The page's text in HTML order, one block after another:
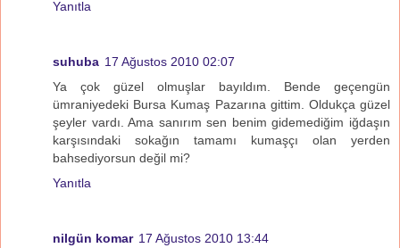
Yanıtla
suhuba 17 Ağustos 2010 02:07
Ya çok güzel olmuşlar bayıldım. Bende geçengün
ümraniyedeki Bursa Kumaş Pazarına gittim. Oldukça güzel
şeyler vardı. Ama sanırım sen benim gidemediğim iğdaşın
karşısındaki sokağın tamamı kumaşçı olan yerden
bahsediyorsun değil mi?
Yanıtla
nilgün komar 17 Ağustos 2010 13:44